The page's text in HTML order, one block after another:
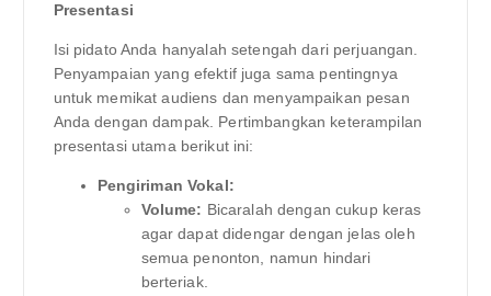
Presentasi
Isi pidato Anda hanyalah setengah dari perjuangan.
Penyampaian yang efektif juga sama pentingnya
untuk memikat audiens dan menyampaikan pesan
Anda dengan dampak. Pertimbangkan keterampilan
presentasi utama berikut ini:
Pengiriman Vokal:
Volume: Bicaralah dengan cukup keras
agar dapat didengar dengan jelas oleh
semua penonton, namun hindari
berteriak.